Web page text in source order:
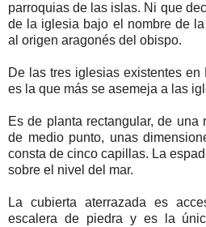
parroquias de las islas. Ni que
de la iglesia bajo el nombre de
al origen aragonés del obispo.
De las tres iglesias existentes
es la que más se asemeja a las
Es de planta rectangular, de una
de medio punto, unas
consta de cinco capillas. La
sobre el nivel del mar.
La cubierta aterrazada es
escalera de piedra y es la